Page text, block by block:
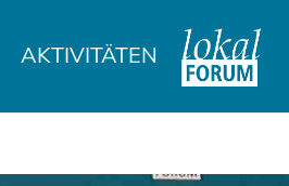
AKTIVITÄTEN